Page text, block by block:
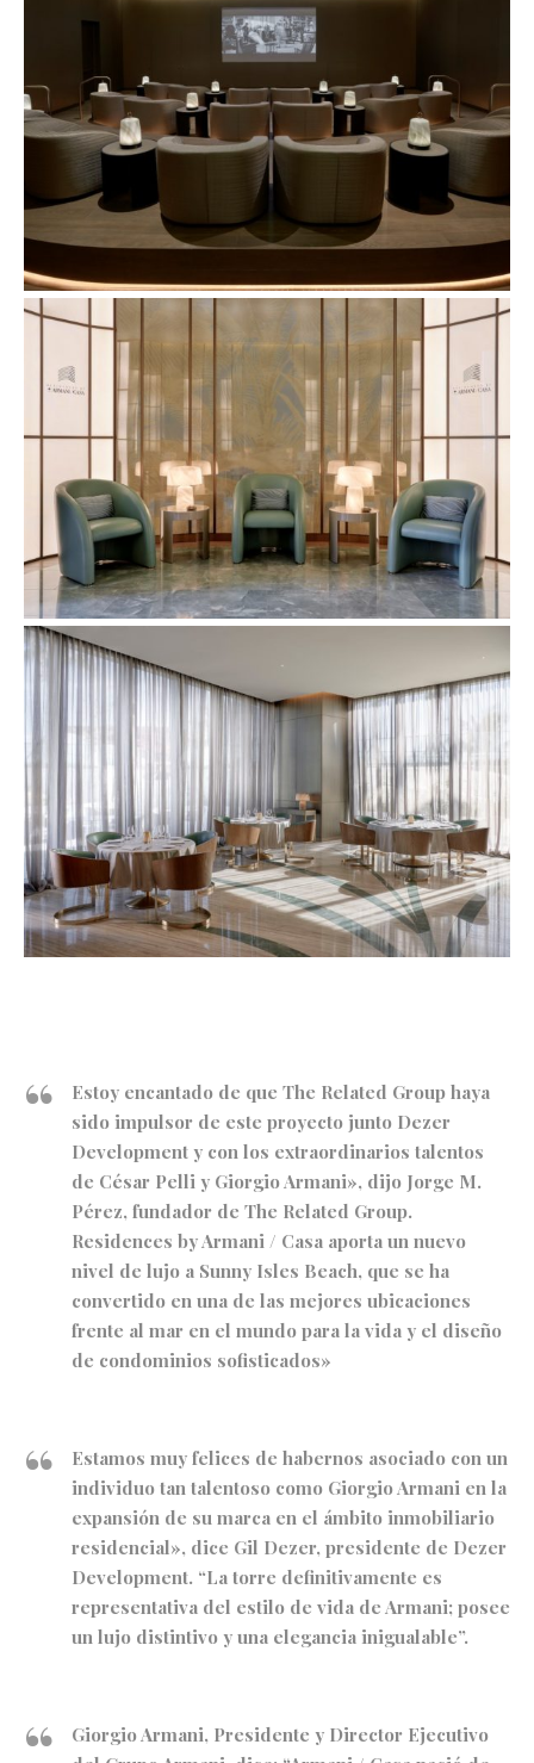
Estoy encantado de que The Related Group haya
sido impulsor de este proyecto junto Dezer
Development y con los extraordinarios talentos
de César Pelli y Giorgio Armani», dijo Jorge M.
Pérez, fundador de The Related Group.
Residences by Armani / Casa aporta un nuevo
nivel de lujo a Sunny Isles Beach, que se ha
convertido en una de las mejores ubicaciones
frente al mar en el mundo para la vida y el diseño
de condominios sofisticados»
Estamos muy felices de habernos asociado con un
individuo tan talentoso como Giorgio Armani en la
expansión de su marca en el ámbito inmobiliario
residencial», dice Gil Dezer, presidente de Dezer
Development. “La torre definitivamente es
representativa del estilo de vida de Armani; posee
un lujo distintivo y una elegancia inigualable”.
Giorgio Armani, Presidente y Director Ejecutivo